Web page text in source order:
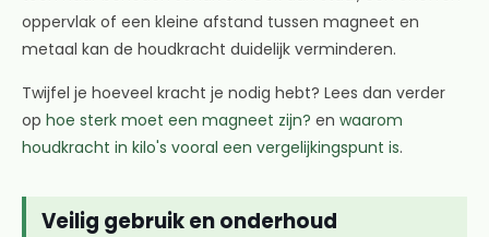
oppervlak of een kleine afstand tussen magneet en
metaal kan de houdkracht duidelijk verminderen.
Twijfel je hoeveel kracht je nodig hebt? Lees dan verder
op hoe sterk moet een magneet zijn? en waarom
houdkracht in kilo's vooral een vergelijkingspunt is.
Veilig gebruik en onderhoud